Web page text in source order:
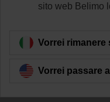
Torna alla
sito web Belimo
Vorrei rimanere
Vorrei passare